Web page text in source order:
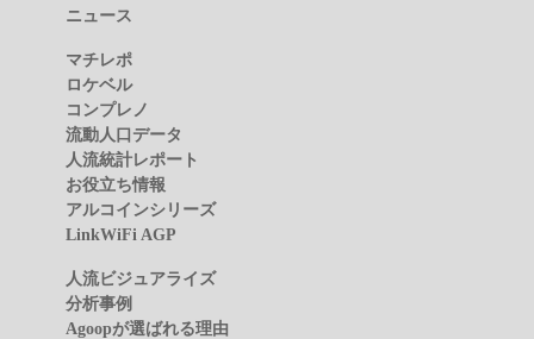
ニュース
マチレポ
ロケベル
コンプレノ
流動人口データ
人流統計レポート
お役立ち情報
アルコインシリーズ
LinkWiFi AGP
人流ビジュアライズ
分析事例
Agoopが選ばれる理由